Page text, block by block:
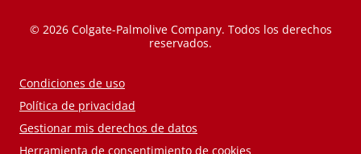
© 2026 Colgate-Palmolive Company. Todos los derechos
reservados.
Condiciones de uso
Política de privacidad
Gestionar mis derechos de datos
Herramienta de consentimiento de cookies